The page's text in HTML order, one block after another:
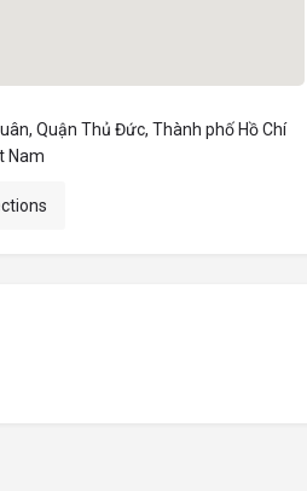
Quận Thủ Đức, Thành phố Hồ Chí
Nam